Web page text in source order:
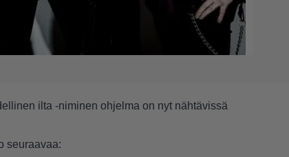
ilta -niminen ohjelma on nyt nähtävissä
seuraavaa: